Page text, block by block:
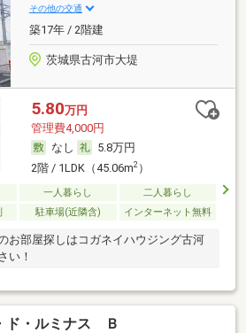
その他の交通
築17年 / 2階建
茨城県古河市大堤
5.80万円
管理費4,000円
なし
5.8万円
2階 / 1LDK（45.06m2）
一人暮らし
二人暮らし
駐車場(近隣含) インターネット無料
お部屋探しはコガネイハウジング古河
い！
ド・ルミナス Ｂ